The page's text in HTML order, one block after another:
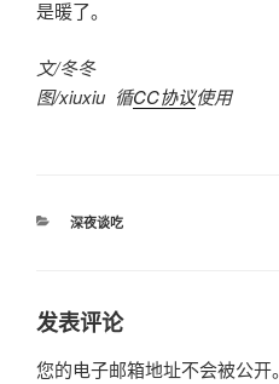
是暖了。
文/冬冬
图/xiuxiu 循CC协议使用
分
深夜谈吃
发表评论
您的电子邮箱地址不会被公开。